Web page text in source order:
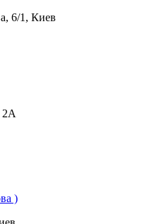
6/1, Киев
2А
)